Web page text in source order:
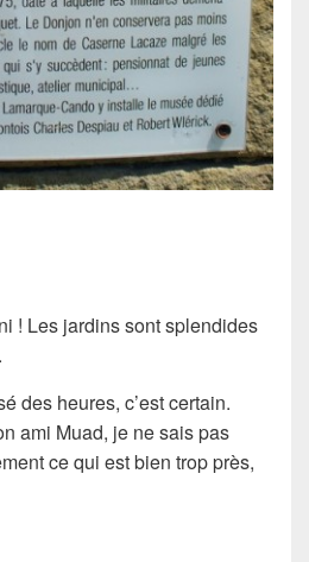
! Les jardins sont splendides
des heures, c’est certain.
ami Muad, je ne sais pas
ce qui est bien trop près,